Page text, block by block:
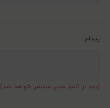
پیغام
(بعد از تائید مدیر منتشر خواهد شد)